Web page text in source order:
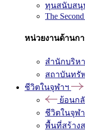
ทุนสนับสนุ
The
หน่วยงานด้านก
สำนักบริห
สถาบันทรั
ชีวิตในจุฬาฯ
ย้อนก
ชีวิตในจุฬ
พื้นที่สร้าง